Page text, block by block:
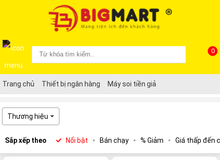
0
Trang chủ Thiết bị ngân hàng Máy soi tiền giả
Thương hiệu
Sắp xếp theo Nổi bật Bán chạy % Giảm Giá thấp đến